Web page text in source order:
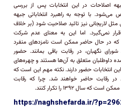
اصلاحات در این انتخابات پس از بررسی
با توجه به راهبرد انتخاباتی جبهه
لاریجانی نیز تائید صلاحیت شود (بر خلاف
آنان قرار نمی‌گیرد. اما این به معنای عدم شرکت
که در حال حاضر ممکن است نامزد‌های منفرد
نگهبان، در رقابت باقی بمانند. حضور
داوطلبان متعلق به آن‌ها هستند و چهره‌های
انتخابات حضور دارند. نکته مهم این است که
در رقابت حاضر خواهند شد. چرا که رقابت
سال ۱۳۹۲ را تکرار کنند.
https://naghshefarda.ir/